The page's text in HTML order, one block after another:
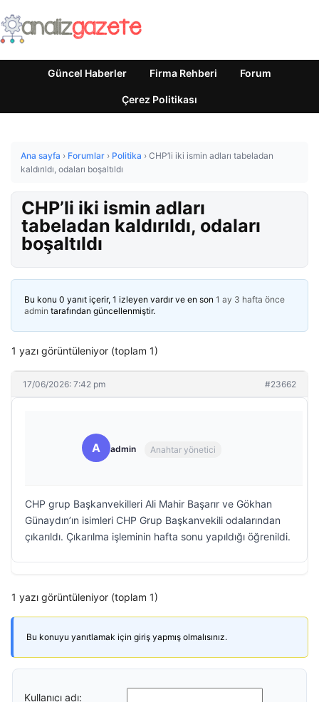
Güncel Haberler Firma Rehberi Forum
Çerez Politikası
Ana sayfa › Forumlar › Politika › CHP’li iki ismin adları tabeladan
kaldırıldı, odaları boşaltıldı
CHP’li iki ismin adları
tabeladan kaldırıldı, odaları
boşaltıldı
Bu konu 0 yanıt içerir, 1 izleyen vardır ve en son 1 ay 3 hafta önce
admin tarafından güncellenmiştir.
1 yazı görüntüleniyor (toplam 1)
17/06/2026: 7:42 pm #23662
A admin Anahtar yönetici
CHP grup Başkanvekilleri Ali Mahir Başarır ve Gökhan
Günaydın’ın isimleri CHP Grup Başkanvekili odalarından
çıkarıldı. Çıkarılma işleminin hafta sonu yapıldığı öğrenildi.
1 yazı görüntüleniyor (toplam 1)
Bu konuyu yanıtlamak için giriş yapmış olmalısınız.
Kullanıcı adı: